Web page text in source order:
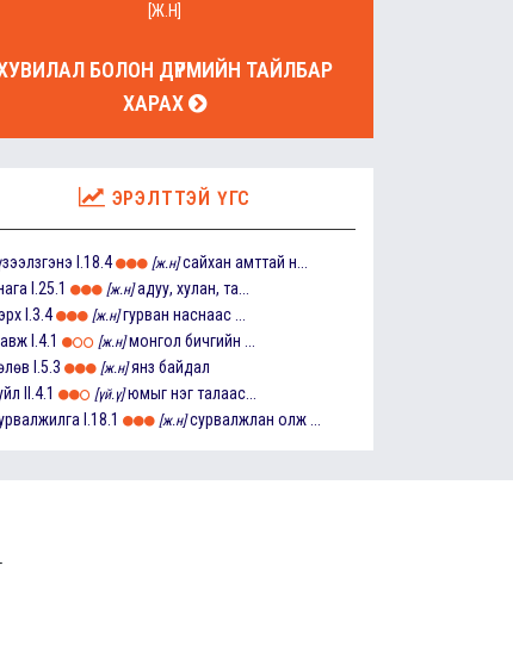
[Ж.Н]
БОЛОН ДҮРМИЙН ТАЙЛБАР
ХАРАХ
ЭРЭЛТТЭЙ ҮГС
I.18.4 [ж.н] сайхан амттай н...
I.25.1 [ж.н] адуу, хулан, та...
I.3.4 [ж.н] гурван наснаас ...
I.4.1 [ж.н] монгол бичгийн ...
I.5.3 [ж.н] янз байдал
II.4.1 [үй.ү] юмыг нэг талаас...
I.18.1 [ж.н] сурвалжлан олж ...